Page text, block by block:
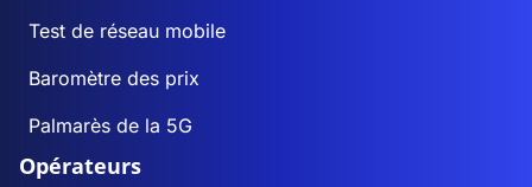
Test de réseau mobile
Baromètre des prix
Palmarès de la 5G
Opérateurs